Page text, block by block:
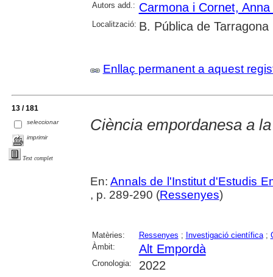
Autors add.: Carmona i Cornet,
Localització: B. Pública de Tarragona
Enllaç permanent a aquest
13 / 181
seleccionar
imprimir
Text complet
Ciència empordanesa a
En:Annals de l'Institut d'Estudis
, p. 289-290 (Ressenyes)
Matèries: Ressenyes ; Investigació científica;
Àmbit:
Alt Empordà
Cronologia: 2022